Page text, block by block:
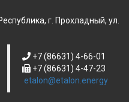
г. Прохладный, ул.
+7 (86631) 4-66-01
+7 (86631) 4-47-23
etalon@etalon.energy